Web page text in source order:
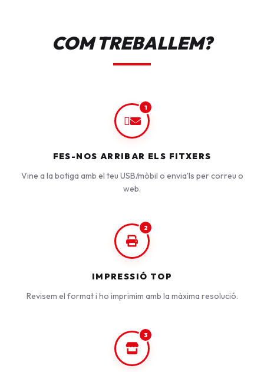
COM TREBALLEM?
1
FES-NOS ARRIBAR ELS FITXERS
Vine a la botiga amb el teu USB/mòbil o envia'ls per correu o
web.
2
IMPRESSIÓ TOP
Revisem el format i ho imprimim amb la màxima resolució.
3